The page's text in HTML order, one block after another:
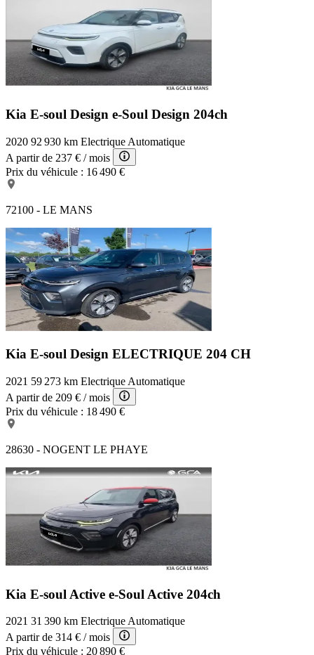
Kia E-soul Design e-Soul Design 204ch
2020 92 930 km Electrique Automatique
A partir de 237 € / mois
Prix du véhicule : 16 490 €
72100 - LE MANS
Kia E-soul Design ELECTRIQUE 204 CH
2021 59 273 km Electrique Automatique
A partir de 209 € / mois
Prix du véhicule : 18 490 €
28630 - NOGENT LE PHAYE
Kia E-soul Active e-Soul Active 204ch
2021 31 390 km ElectriqueAutomatique
A partir de 314 € / mois
Prix du véhicule : 20 890 €